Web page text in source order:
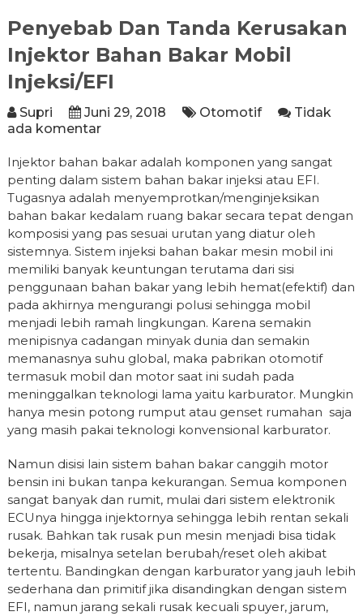
Penyebab Dan Tanda Kerusakan
Injektor Bahan Bakar Mobil
Injeksi/EFI
Supri Juni 29, 2018 Otomotif
Tidak
ada komentar
Injektor bahan bakar adalah komponen yang sangat
penting dalam sistem bahan bakar injeksi atau EFI.
Tugasnya adalah menyemprotkan/menginjeksikan
bahan bakar kedalam ruang bakar secara tepat dengan
komposisi yang pas sesuai urutan yang diatur oleh
sistemnya. Sistem injeksi bahan bakar mesin mobil ini
memiliki banyak keuntungan terutama dari sisi
penggunaan bahan bakar yang lebih hemat(efektif) dan
pada akhirnya mengurangi polusi sehingga mobil
menjadi lebih ramah lingkungan. Karena semakin
menipisnya cadangan minyak dunia dan semakin
memanasnya suhu global, maka pabrikan otomotif
termasuk mobil dan motor saat ini sudah pada
meninggalkan teknologi lama yaitu karburator. Mungkin
hanya mesin potong rumput atau genset rumahan saja
yang masih pakai teknologi konvensional karburator.
Namun disisi lain sistem bahan bakar canggih motor
bensin ini bukan tanpa kekurangan. Semua komponen
sangat banyak dan rumit, mulai dari sistem elektronik
ECUnya hingga injektornya sehingga lebih rentan sekali
rusak. Bahkan tak rusak pun mesin menjadi bisa tidak
bekerja, misalnya setelan berubah/reset oleh akibat
tertentu. Bandingkan dengan karburator yang jauh lebih
sederhana dan primitif jika disandingkan dengan sistem
EFI, namun jarang sekali rusak kecuali spuyer, jarum,